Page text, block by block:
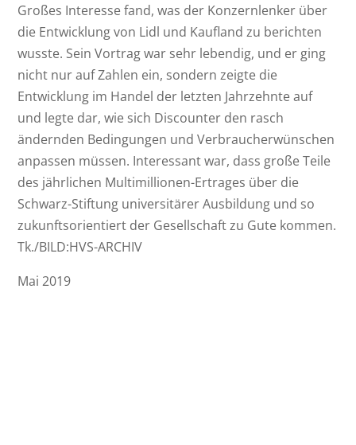
Großes Interesse fand, was der Konzernlenker über
die Entwicklung von Lidl und Kaufland zu berichten
wusste. Sein Vortrag war sehr lebendig, und er ging
nicht nur auf Zahlen ein, sondern zeigte die
Entwicklung im Handel der letzten Jahrzehnte auf
und legte dar, wie sich Discounter den rasch
ändernden Bedingungen und Verbraucherwünschen
anpassen müssen. Interessant war, dass große Teile
des jährlichen Multimillionen-Ertrages über die
Schwarz-Stiftung universitärer Ausbildung und so
zukunftsorientiert der Gesellschaft zu Gute kommen.
Tk./BILD:HVS-ARCHIV
Mai 2019